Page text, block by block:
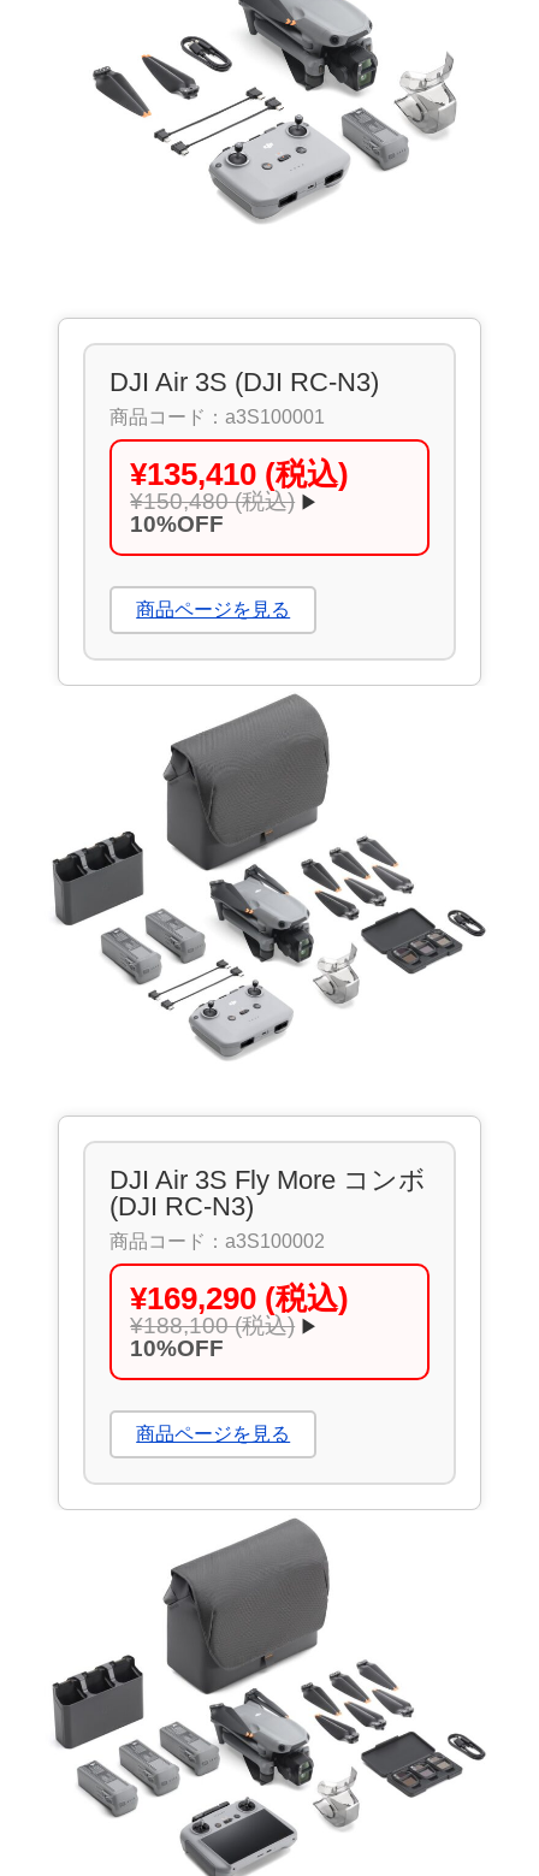
DJI Air 3S (DJI RC-N3)
商品コード：a3S100001
¥135,410 (税込)
¥150,480 (税込) ▶
10%OFF
商品ページを見る
DJI Air 3S Fly More コンボ
(DJI RC-N3)
商品コード：a3S100002
¥169,290 (税込)
¥188,100 (税込) ▶
10%OFF
商品ページを見る